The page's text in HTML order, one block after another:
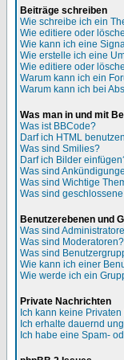
Beiträge schreiben
Wie schreibe ich ein
Wie editiere oder
Wie kann ich eine
Wie erstelle ich eine
Wie editiere oder
Warum kann ich ein
Warum kann ich bei
Was man in und mit
Was ist BBCode?
Darf ich HTML
Was sind Smilies?
Darf ich Bilder
Was sind
Was sind Wichtige
Was sind
Benutzerebenen und
Was sind
Was sind Moderatoren?
Was sind
Wie kann ich einer
Wie werde ich ein
Private Nachrichten
Ich kann keine
Ich erhalte dauernd
Ich habe eine Spam-